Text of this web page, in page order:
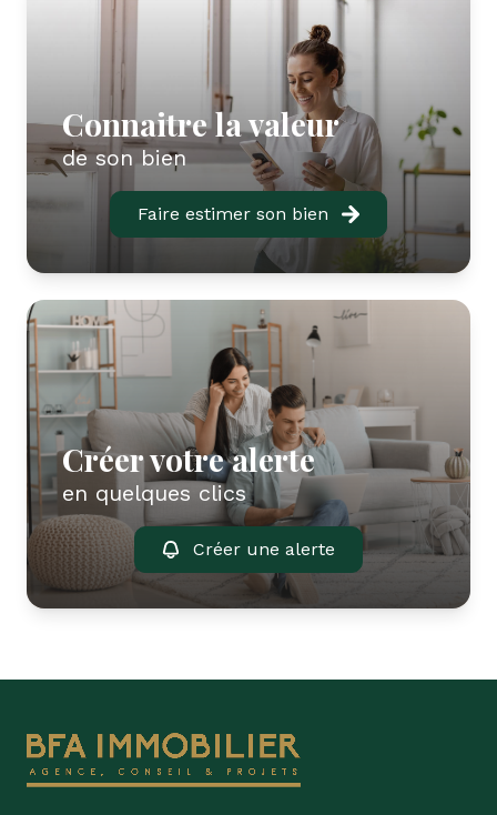
Connaitre la valeur
de son bien
Faire estimer son bien
Créer votre alerte
en quelques clics
Créer une alerte